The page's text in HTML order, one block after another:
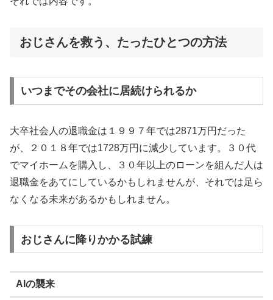
おじさんを救う、たったひとつの方法
いつまでその会社に居続けられるか
大卒社会人の退職金は１９９７年では2871万円だった
が、２０１８年では1728万円に減少しています。３０代
でマイホームを購入し、３０年以上のローンを組んだ人は
退職金をあてにしているかもしれませんが、それでは足ら
なくなる未来があるかもしれません。
おじさんに降りかかる試練
AIの襲来